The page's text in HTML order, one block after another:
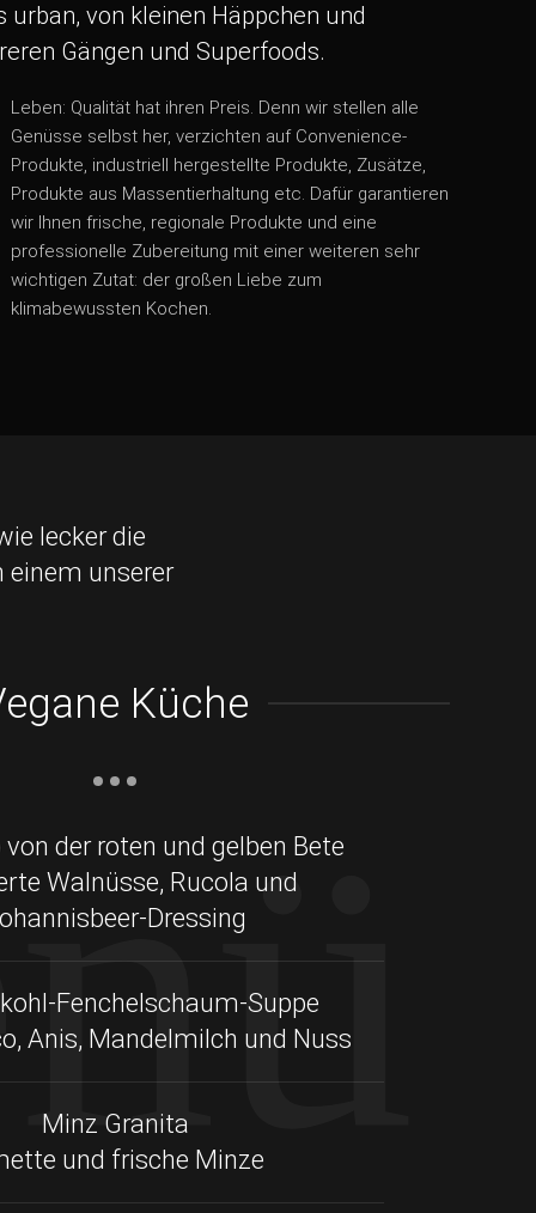
urban, von kleinen Häppchen und
Gängen und Superfoods.
klimabewussten Kochen.
lecker die
einem unserer
Küche
der roten und gelben Bete
Walnüsse, Rucola und
Dressing
Fenchelschaum-Suppe
Anis, Mandelmilch und Nuss
Minz Granita
und frische Minze